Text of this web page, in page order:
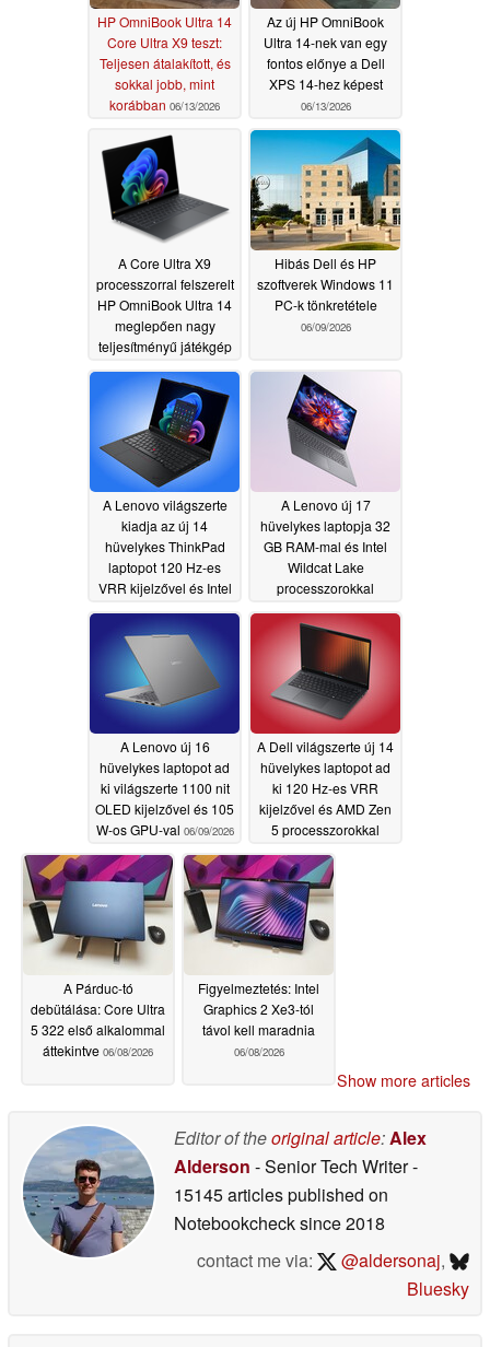
HP OmniBook Ultra 14
Core Ultra X9 teszt:
Teljesen átalakított, és
sokkal jobb, mint
korábban 06/13/2026
Az új HP OmniBook
Ultra 14-nek van egy
fontos előnye a Dell
XPS 14-hez képest
06/13/2026
A Core Ultra X9
processzorral felszerelt
HP OmniBook Ultra 14
meglepően nagy
teljesítményű játékgép
06/13/2026
Hibás Dell és HP
szoftverek Windows 11
PC-k tönkretétele
06/09/2026
A Lenovo világszerte
kiadja az új 14
hüvelykes ThinkPad
laptopot 120 Hz-es
VRR kijelzővel és Intel
processzorokkal
A Lenovo új 17
hüvelykes laptopja 32
GB RAM-mal és Intel
Wildcat Lake
processzorokkal
nemzetközi
megjelenést kap
06/09/2026
A Lenovo új 16
hüvelykes laptopot ad
ki világszerte 1100 nit
OLED kijelzővel és 105
W-os GPU-val 06/09/2026
A Dell világszerte új 14
hüvelykes laptopot ad
ki 120 Hz-es VRR
kijelzővel és AMD Zen
5 processzorokkal
06/09/2026
A Párduc-tó
debütálása: Core Ultra
5 322 első alkalommal
áttekintve 06/08/2026
Figyelmeztetés: Intel
Graphics 2 Xe3-tól
távol kell maradnia
06/08/2026
Show more articles
Editor of theoriginal article:Alex
Alderson - Senior Tech Writer-
15145 articles published on
Notebookchecksince 2018
contact me via:
@aldersonaj,
Bluesky